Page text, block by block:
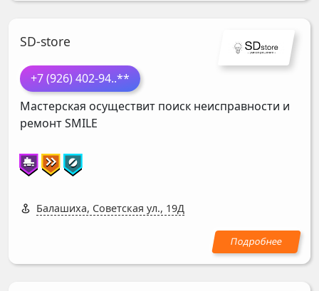
SD-store
+7 (926) 402-94..**
Мастерская осуществит поиск неисправности и
ремонтSMILE
Балашиха, Советская ул., 19Д